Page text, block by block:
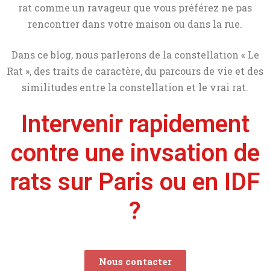
rat comme un ravageur que vous préférez ne pas
rencontrer dans votre maison ou dans la rue.
Dans ce blog, nous parlerons de la constellation « Le
Rat », des traits de caractère, du parcours de vie et des
similitudes entre la constellation et le vrai rat.
Intervenir rapidement
contre une invsation de
rats sur Paris ou en IDF
?
Nous contacter